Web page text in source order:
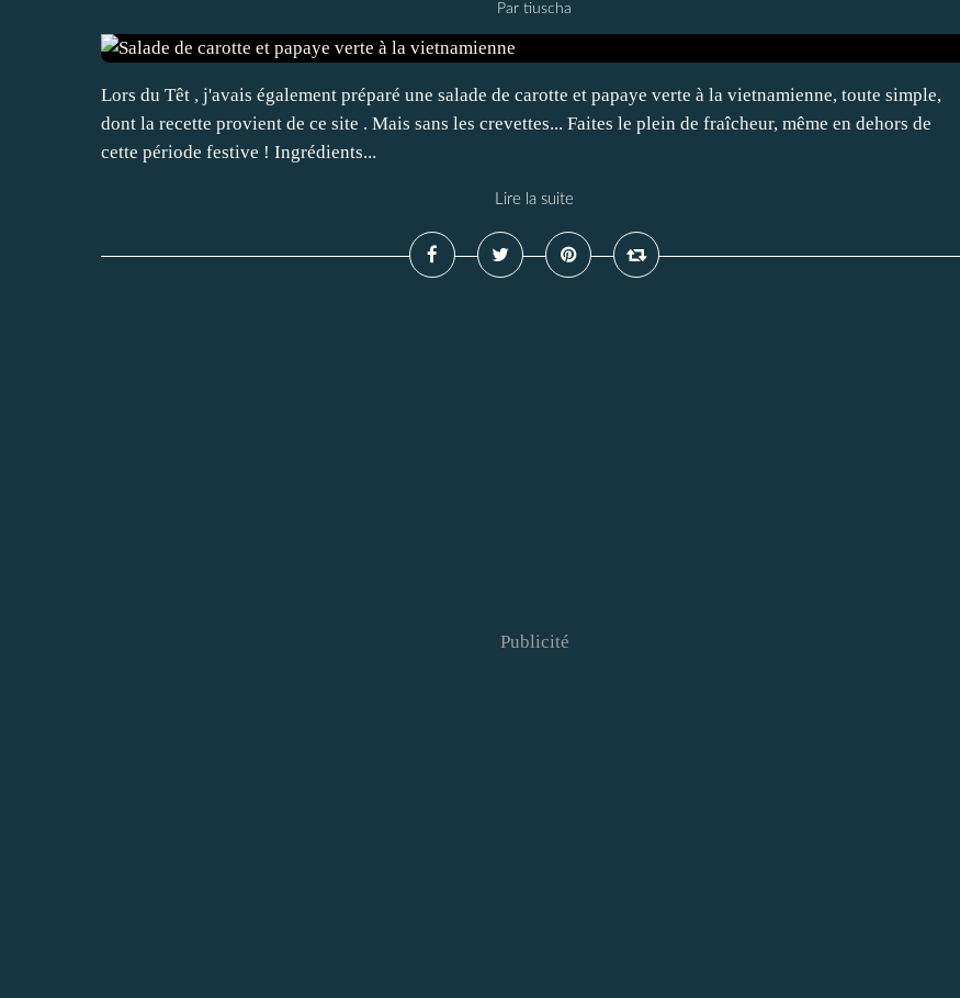
Par tiuscha
Lors du Têt , j'avais également préparé une salade de carotte et papaye verte à la vietnamienne, toute simple,
dont la recette provient de ce site . Mais sans les crevettes... Faites le plein de fraîcheur, même en dehors de
cette période festive ! Ingrédients...
Lire la suite
Publicité